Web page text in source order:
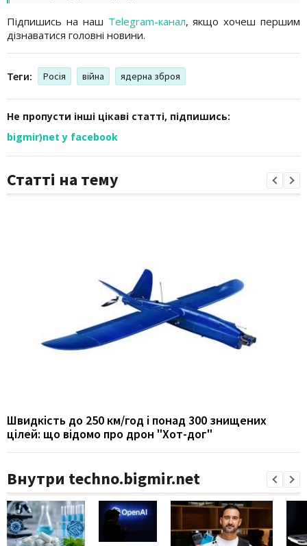
Підпишись на наш Telegram-канал, якщо хочеш першим
дізнаватися головні новини.
Теги: Росія війна ядерна зброя
Не пропусти інші цікаві статті, підпишись:
bigmir)net у facebook
Статті на тему
Швидкість до 250 км/год і понад 300 знищених
цілей: що відомо про дрон "Хот-дог"
Внутри techno.bigmir.net